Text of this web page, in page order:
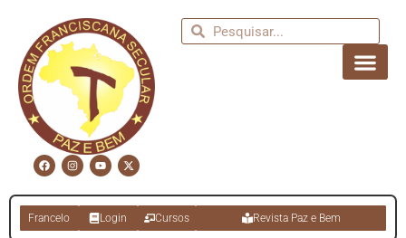
Francelo Login Cursos Revista Paz e Bem